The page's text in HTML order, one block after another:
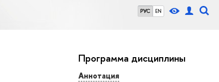
РУС EN
Программа дисциплины
Аннотация